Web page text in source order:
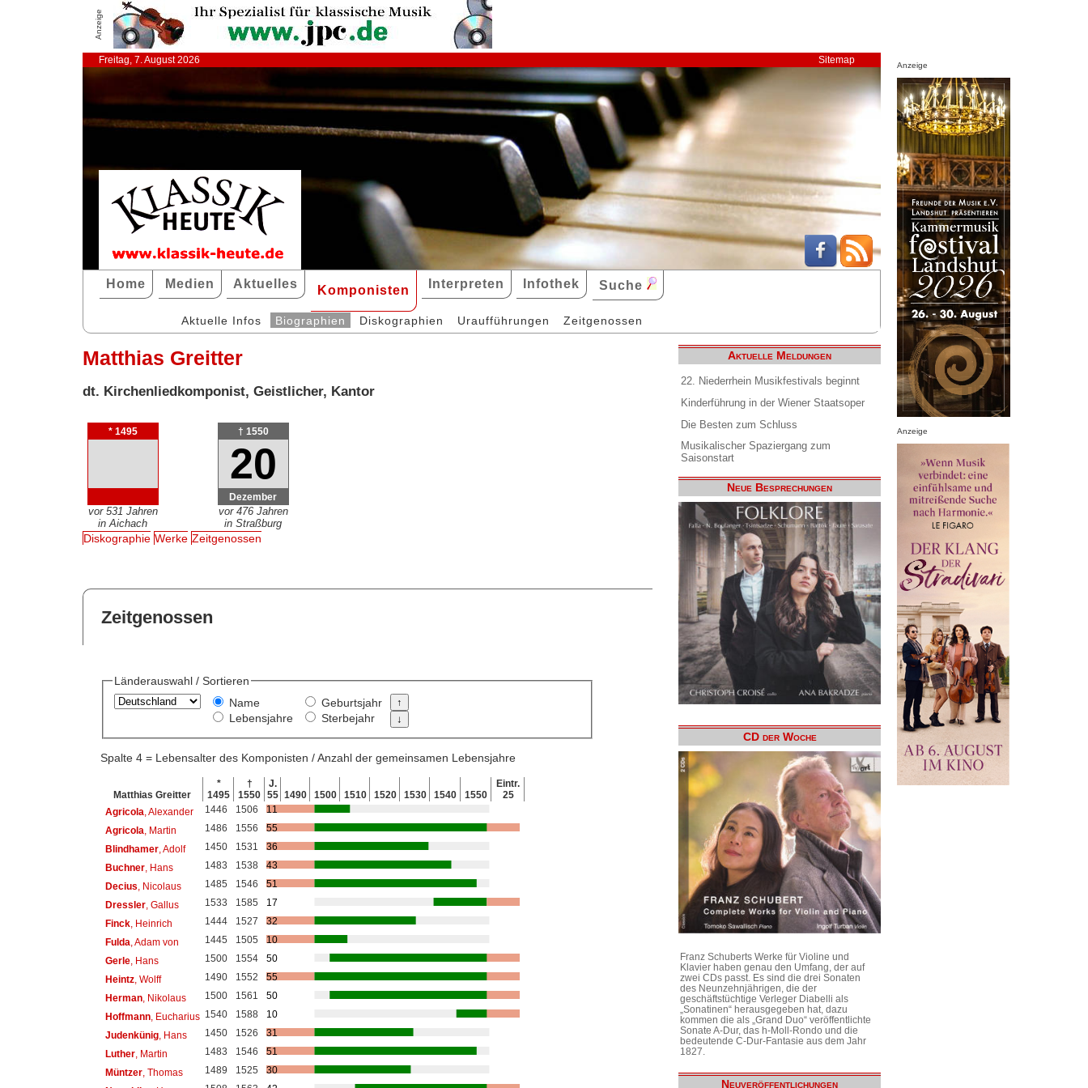
Anzeige
Freitag, 7. August 2026 Sitemap
Home Medien Aktuelles Komponisten Interpreten Infothek Suche
Aktuelle Infos Biographien Diskographien Uraufführungen Zeitgenossen
Matthias Greitter
dt. Kirchenliedkomponist, Geistlicher, Kantor
* 1495
vor 531 Jahren
in Aichach
† 1550
20
Dezember
vor 476 Jahren
in Straßburg
Diskographie Werke Zeitgenossen
Zeitgenossen
Länderauswahl / Sortieren
Name
Lebensjahre
Geburtsjahr
Sterbejahr
Spalte 4 = Lebensalter des Komponisten / Anzahl der gemeinsamen Lebensjahre
Matthias Greitter
*
1495
†
1550
J.
55 1490 1500 1510 1520 1530 1540 1550
Eintr.
25
Agricola , Alexander 1446 1506
11
Agricola , Martin 1486 1556
55
Blindhamer, Adolf 1450 1531
36
Buchner, Hans 1483 1538
43
Decius , Nicolaus 1485 1546
51
Dressler, Gallus 1533 1585
17
Finck, Heinrich 1444 1527
32
Fulda , Adam von 1445 1505
10
Gerle, Hans 1500 1554
50
Heintz, Wolff 1490 1552
55
Herman, Nikolaus 1500 1561
50
Hoffmann, Eucharius 1540 1588
10
Judenkünig, Hans 1450 1526
31
Luther, Martin 1483 1546
51
Müntzer, Thomas 1489 1525
30
Aktuelle Meldungen
22. Niederrhein Musikfestivals beginnt
Kinderführung in der Wiener Staatsoper
Die Besten zum Schluss
Musikalischer Spaziergang zum
Saisonstart
Neue Besprechungen
CD der Woche
Franz Schuberts Werke für Violine und
Klavier haben genau den Umfang, der auf
zwei CDs passt. Es sind die drei Sonaten
des Neunzehnjährigen, die der
geschäftstüchtige Verleger Diabelli als
„Sonatinen“ herausgegeben hat, dazu
kommen die als „Grand Duo“ veröffentlichte
Sonate A-Dur, das h-Moll-Rondo und die
bedeutende C-Dur-Fantasie aus dem Jahr
1827.
Neuveröffentlichungen
Anzeige
Anzeige